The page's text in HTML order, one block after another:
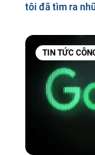
tôi đã tìm ra
TIN TỨC